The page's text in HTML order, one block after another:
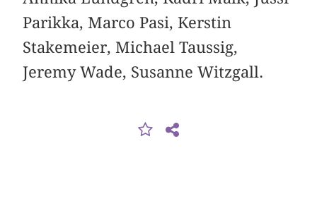
Parikka, Marco Pasi, Kerstin
Stakemeier, Michael Taussig,
Jeremy Wade, Susanne Witzgall.